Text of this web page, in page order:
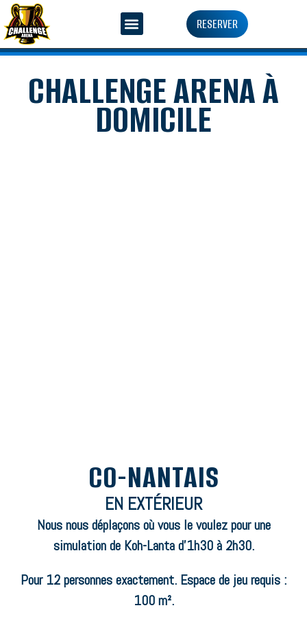
RESERVER
CHALLENGE ARENA À
DOMICILE
CO-NANTAIS
EN EXTÉRIEUR
Nous nous déplaçons où vous le voulez pour une
simulation de Koh-Lanta d’1h30 à 2h30.
Pour 12 personnes exactement. Espace de jeu requis :
100 m².